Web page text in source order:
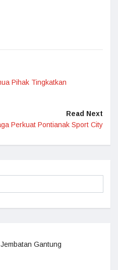
Pihak Tingkatkan
Read Next
Perkuat Pontianak Sport City
Gantung